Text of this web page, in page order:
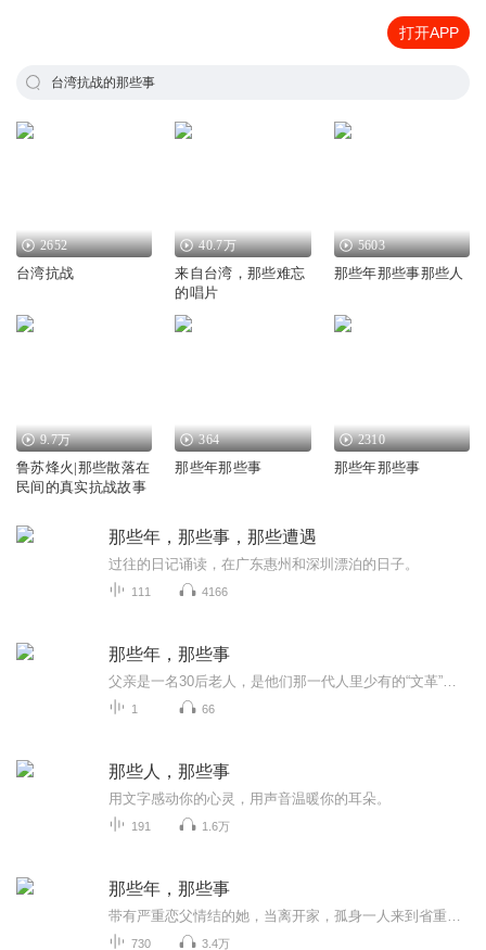
打开APP
台湾抗战的那些事
2652
台湾抗战
40.7万
来自台湾，那些难忘
的唱片
5603
那些年那些事那些人
9.7万
鲁苏烽火|那些散落在
民间的真实抗战故事
364
那些年那些事
2310
那些年那些事
那些年，那些事，那些遭遇
过往的日记诵读，在广东惠州和深圳漂泊的日子。
111 4166
那些年，那些事
1 66
那些人，那些事
用文字感动你的心灵，用声音温暖你的耳朵。
191 1.6万
那些年，那些事
730 3.4万